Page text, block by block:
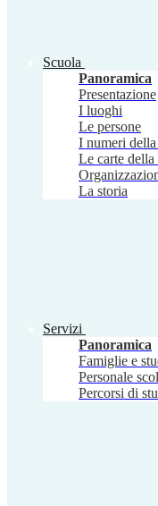
Scuola
Panoramica
Presentazione
I luoghi
Le persone
I numeri della
Le carte della
La storia
Servizi
Panoramica
Famiglie e
Personale
Percorsi di